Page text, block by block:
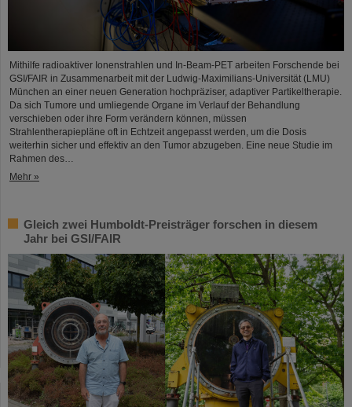
Mithilfe radioaktiver Ionenstrahlen und In-Beam-PET arbeiten Forschende bei
GSI/FAIR in Zusammenarbeit mit der Ludwig-Maximilians-Universität (LMU)
München an einer neuen Generation hochpräziser, adaptiver Partikeltherapie.
Da sich Tumore und umliegende Organe im Verlauf der Behandlung
verschieben oder ihre Form verändern können, müssen
Strahlentherapiepläne oft in Echtzeit angepasst werden, um die Dosis
weiterhin sicher und effektiv an den Tumor abzugeben. Eine neue Studie im
Rahmen des…
Mehr »
Gleich zwei Humboldt-Preisträger forschen in diesem
Jahr bei GSI/FAIR